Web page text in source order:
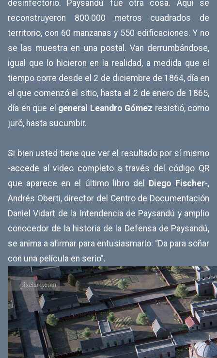
desinfectorio. Paysandú fue otra cosa. Aquí se
reconstruyeron 800.000 metros cuadrados de
territorio, con 60 manzanas y 550 edificaciones. Y no
se las muestra en una postal. Van derrumbándose,
igual que lo hicieron en la realidad, a medida que el
tiempo corre desde el 2 de diciembre de 1864, día en
el que comenzó el sitio, hasta el 2 de enero de 1865,
día en que el general Leandro Gómez resistió, como
juró, hasta sucumbir.
Si bien usted tiene que ver el resultado por sí mismo
-accede al video completo a través del código QR
que aparece en el último libro del
Diego Fischer-,
Andrés Oberti, director del Centro de Documentación
Daniel Vidart de la Intendencia de Paysandú y amplio
conocedor de la historia de la Defensa de Paysandú,
se anima a afirmar para entusiasmarlo: “Da para soñar
con una película en serio”.